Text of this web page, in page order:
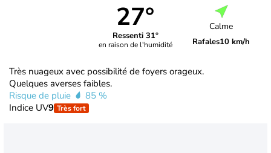
27°
Ressenti 31°
en raison de l'humidité
Calme
Rafales10 km/h
Très nuageux avec possibilité de foyers orageux.
Quelques averses faibles.
Risque de pluie
85 %
Indice UV9 Très fort